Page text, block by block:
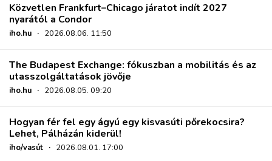
Közvetlen Frankfurt–Chicago járatot indít 2027
nyarától a Condor
iho.hu · 2026.08.06. 11:50
The Budapest Exchange: fókuszban a mobilitás és az
utasszolgáltatások jövője
iho.hu · 2026.08.05. 09:20
Hogyan fér fel egy ágyú egy kisvasúti pőrekocsira?
Lehet, Pálházán kiderül!
iho/vasút · 2026.08.01. 17:00